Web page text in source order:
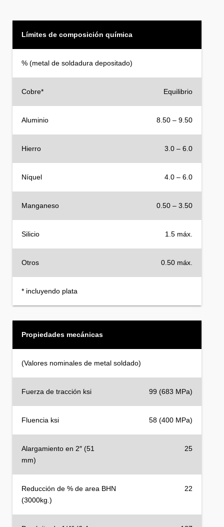
Límites de composición química
% (metal de soldadura depositado)
Cobre* Equilibrio
Aluminio 8.50 – 9.50
Hierro 3.0 – 6.0
Níquel 4.0 – 6.0
Manganeso 0.50 – 3.50
Silicio 1.5 máx.
Otros 0.50 máx.
* incluyendo plata
Propiedades mecánicas
(Valores nominales de metal soldado)
Fuerza de tracción ksi 99 (683 MPa)
Fluencia ksi 58 (400 MPa)
Alargamiento en 2″ (51
mm)
25
Reducción de % de area BHN
(3000kg.)
22